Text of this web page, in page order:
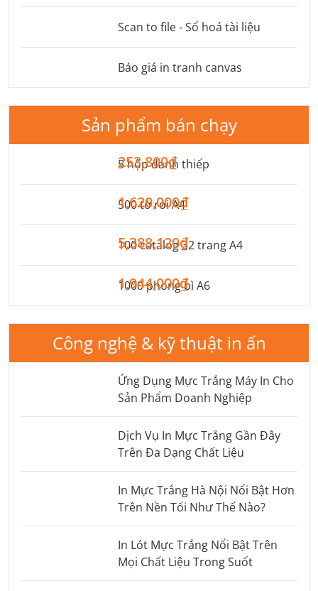
Scan to file - Số hoá tài liệu
Báo giá in tranh canvas
Sản phẩm bán chạy
5 hộp danh thiếp
253,800₫
500 tờ rơi A4
1,620,000₫
100 catalog 32 trang A4
5,388,120₫
1000 phong bì A6
1,944,000₫
Công nghệ & kỹ thuật in ấn
Ứng Dụng Mực Trắng Máy In Cho
Sản Phẩm Doanh Nghiệp
Dịch Vụ In Mực Trắng Gần Đây
Trên Đa Dạng Chất Liệu
In Mực Trắng Hà Nội Nổi Bật Hơn
Trên Nền Tối Như Thế Nào?
In Lót Mực Trắng Nổi Bật Trên
Mọi Chất Liệu Trong Suốt